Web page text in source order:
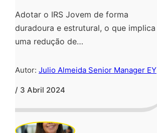
Adotar o IRS Jovem de forma
duradoura e estrutural, o que implica
uma redução de…
Autor: Julio Almeida Senior Manager EY
/ 3 Abril 2024